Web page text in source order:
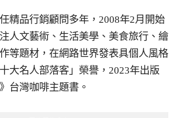
精品行銷顧問多年，2008年2月開始
人文藝術、生活美學、美食旅行、繪
等題材，在網路世界發表具個人風格
大名人部落客」榮譽，2023年出版
台灣咖啡主題書。